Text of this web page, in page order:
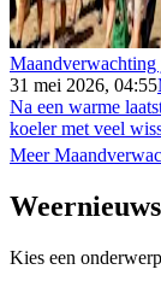
31 mei 2026, 04:55
Na een warme
koeler met veel
Meer
Kies een